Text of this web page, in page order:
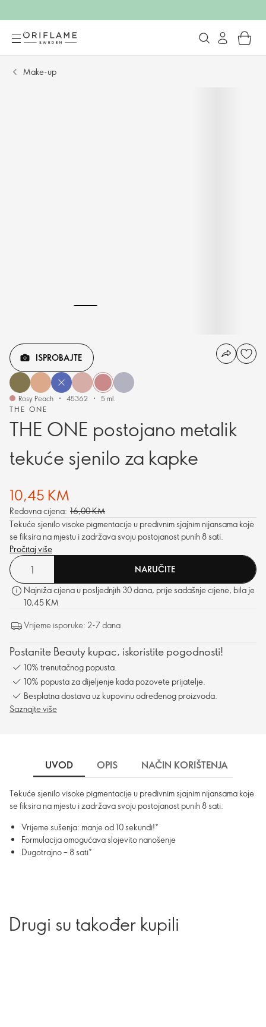
Make-up
THE ONE
THE ONE postojano metalik
tekuće sjenilo za kapke
ISPROBAJTE
Rosy Peach 45362 5 ml.
10,45 KM
Redovna cijena: 16,00 KM
Tekuće sjenilo visoke pigmentacije u predivnim sjajnim nijansama koje
se fiksira na mjestu i zadržava svoju postojanost punih 8 sati.
Pročitaj više
NARUČITE
Najniža cijena u posljednjih 30 dana, prije sadašnje cijene, bila je
10,45 KM
Vrijeme isporuke: 2-7 dana
Postanite Beauty kupac, iskoristite pogodnosti!
10% trenutačnog popusta.
10% popusta za dijeljenje kada pozovete prijatelje.
Besplatna dostava uz kupovinu određenog proizvoda.
Saznajte više
UVOD OPIS NAČIN KORIŠTENJA
Tekuće sjenilo visoke pigmentacije u predivnim sjajnim nijansama koje
se fiksira na mjestu i zadržava svoju postojanost punih 8 sati.
Vrijeme sušenja: manje od 10 sekundi!*
Formulacija omogućava slojevito nanošenje
Dugotrajno – 8 sati*
Drugi su također kupili